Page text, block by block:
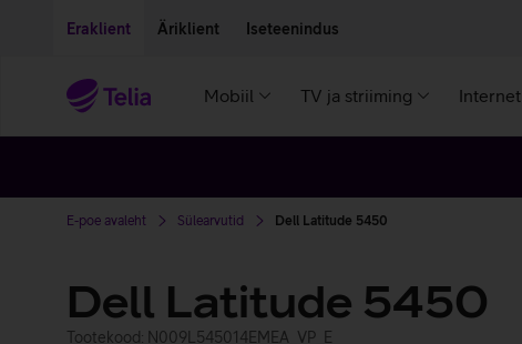
Eraklient Äriklient Iseteenindus
Mobiil TV ja striiming Internet
E-poe avaleht Sülearvutid Dell Latitude 5450
Dell Latitude 5450
Tootekood: N009L545014EMEA_VP_E